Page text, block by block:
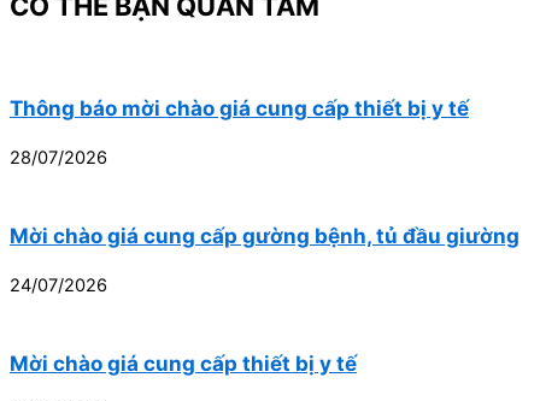
Thông báo mời chào giá cung cấp thiết bị y tế
28/07/2026
Mời chào giá cung cấp gường bệnh, tủ đầu giường
24/07/2026
Mời chào giá cung cấp thiết bị y tế